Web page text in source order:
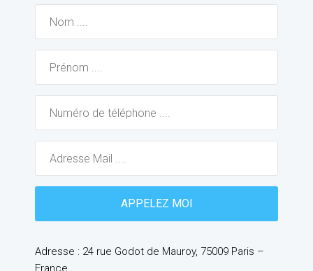
Adresse : 24 rue Godot de Mauroy, 75009 Paris –
France